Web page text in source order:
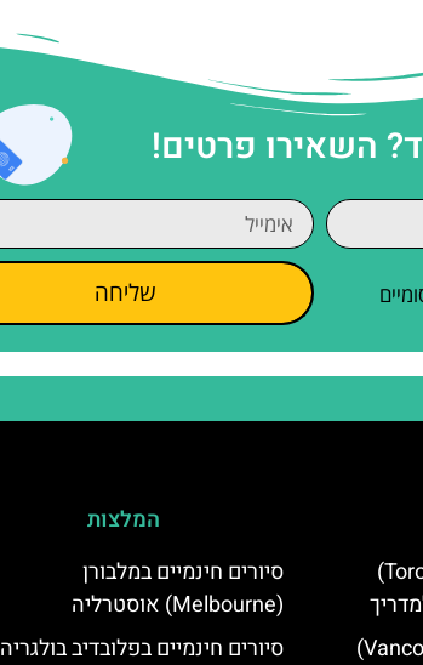
השאירו פרטים!
שליחה
סיורים חינמיים בטורונטו (Toronto)
סיורים חינמיים בונקובר (Vancouver)
המלצות
סיורים חינמיים במלבורן
(Melbourne) אוסטרליה
סיורים חינמיים בפלובדיב בולגריה